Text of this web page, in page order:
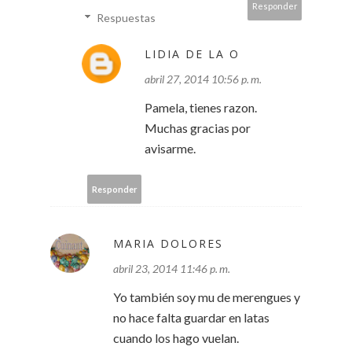
Responder
Respuestas
LIDIA DE LA O
abril 27, 2014 10:56 p. m.
Pamela, tienes razon.
Muchas gracias por
avisarme.
Responder
MARIA DOLORES
abril 23, 2014 11:46 p. m.
Yo también soy mu de merengues y
no hace falta guardar en latas
cuando los hago vuelan.